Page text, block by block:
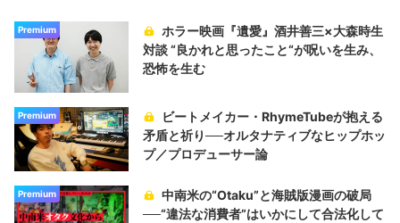
Premium
ホラー映画『遺愛』酒井善三×大森時生
対談 “良かれと思ったこと“が呪いを生み、
恐怖を生む
Premium
ビートメイカー・RhymeTubeが抱える
矛盾と祈り──オルタナティブなヒップホッ
プ／プロデューサー論
Premium
中南米の“Otaku”と海賊版漫画の破局
──“違法な消費者”はいかにして合法化して